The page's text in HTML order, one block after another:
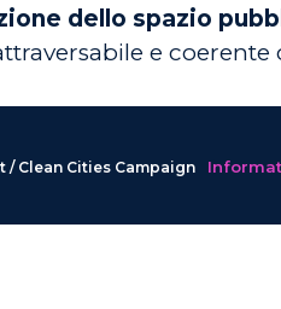
dello spazio
e
/ Clean Cities Campaign